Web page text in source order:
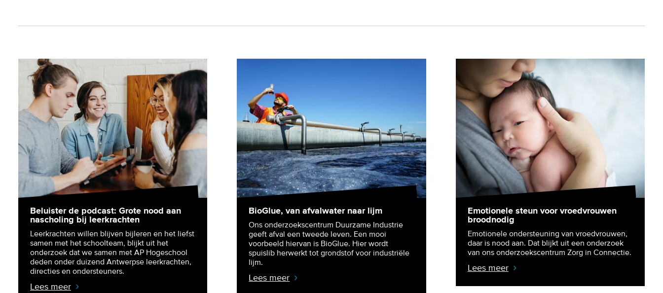
Beluister de podcast: Grote nood aan
nascholing bij leerkrachten
Leerkrachten willen blijven bijleren en het liefst
samen met het schoolteam, blijkt uit het
onderzoek dat we samen met AP Hogeschool
deden onder duizend Antwerpse leerkrachten,
directies en ondersteuners.
Lees meer
BioGlue, van afvalwater naar lijm
Ons onderzoekscentrum Duurzame Industrie
geeft afval een tweede leven. Een mooi
voorbeeld hiervan is BioGlue. Hier wordt
spuislib herwerkt tot grondstof voor industriële
lijm.
Lees meer
Emotionele steun voor vroedvrouwen
broodnodig
Emotionele ondersteuning van vroedvrouwen,
daar is nood aan. Dat blijkt uit een onderzoek
van ons onderzoekscentrum Zorg in Connectie.
Lees meer